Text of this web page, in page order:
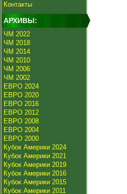
Контакты
АРХИВЫ:
ЧМ 2022
ЧМ 2018
ЧМ 2014
ЧМ 2010
ЧМ 2006
ЧМ 2002
ЕВРО 2024
ЕВРО 2020
ЕВРО 2016
ЕВРО 2012
ЕВРО 2008
ЕВРО 2004
ЕВРО 2000
Кубок Америки 2024
Кубок Америки 2021
Кубок Америки 2019
Кубок Америки 2016
Кубок Америки 2015
Кубок Америки 2011